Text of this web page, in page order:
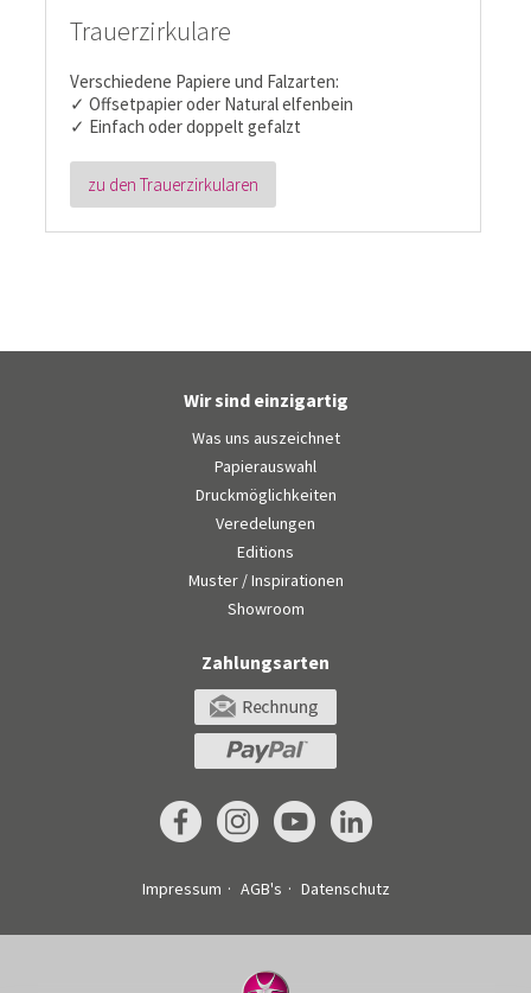
Trauerzirkulare
Verschiedene Papiere und Falzarten:
✓ Offsetpapier oder Natural elfenbein
✓ Einfach oder doppelt gefalzt
zu den Trauerzirkularen
Wir sind einzigartig
Was uns auszeichnet
Papierauswahl
Druckmöglichkeiten
Veredelungen
Editions
Muster / Inspirationen
Showroom
Zahlungsarten
Impressum AGB's Datenschutz